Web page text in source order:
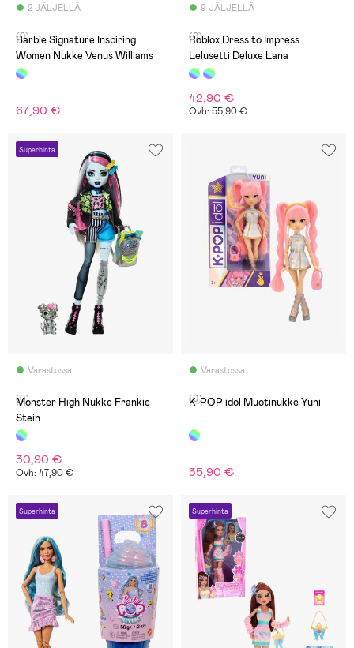
2 JÄLJELLÄ
(0)
Barbie Signature Inspiring
Women Nukke Venus Williams
67,90 €
9 JÄLJELLÄ
(0)
Roblox Dress to Impress
Lelusetti Deluxe Lana
42,90 €
Ovh: 55,90 €
Superhinta
Varastossa
(0)
Monster High Nukke Frankie
Stein
30,90 €
Ovh: 47,90 €
Varastossa
(0)
K-POP idol Muotinukke Yuni
35,90 €
Superhinta Superhinta